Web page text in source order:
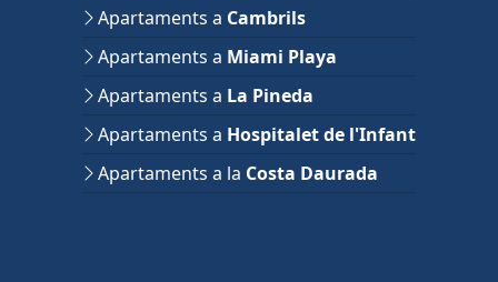
Apartaments a Cambrils
Apartaments a Miami Playa
Apartaments a La Pineda
Apartaments a Hospitalet de l'Infant
Apartaments a la Costa Daurada